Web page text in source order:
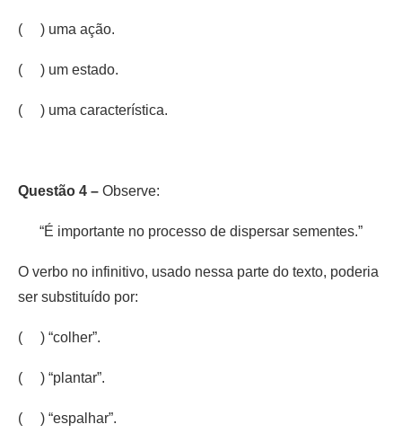
( ) uma ação.
( ) um estado.
( ) uma característica.
Questão 4 – Observe:
“É importante no processo de dispersar sementes.”
O verbo no infinitivo, usado nessa parte do texto, poderia
ser substituído por:
( ) “colher”.
( ) “plantar”.
( ) “espalhar”.